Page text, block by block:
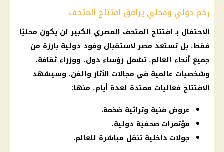
زخم دولي ومحلي يرافق افتتاح المتحف
الاحتفال بـ افتتاح المتحف المصري الكبير لن يكون محليًا
فقط، بل تستعد مصر لاستقبال وفود دولية بارزة من
جميع أنحاء العالم، تشمل رؤساء دول، ووزراء ثقافة،
وشخصيات عالمية في مجالات الآثار والفن. وسيشهد
الافتتاح فعاليات ممتدة لعدة أيام، منها:
عروض فنية وتراثية ضخمة.
مؤتمرات صحفية دولية.
جولات داخلية تنقل مباشرة للعالم.